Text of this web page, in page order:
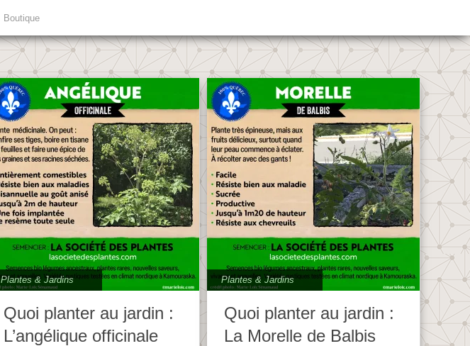
Boutique
Plantes & Jardins
Quoi planter au jardin :
L’angélique officinale
Plantes & Jardins
Quoi planter au jardin :
La Morelle de Balbis